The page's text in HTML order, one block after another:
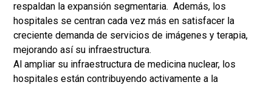
respaldan la expansión segmentaria. Además, los
hospitales se centran cada vez más en satisfacer la
creciente demanda de servicios de imágenes y terapia,
mejorando así su infraestructura.
Al ampliar su infraestructura de medicina nuclear, los
hospitales están contribuyendo activamente a la